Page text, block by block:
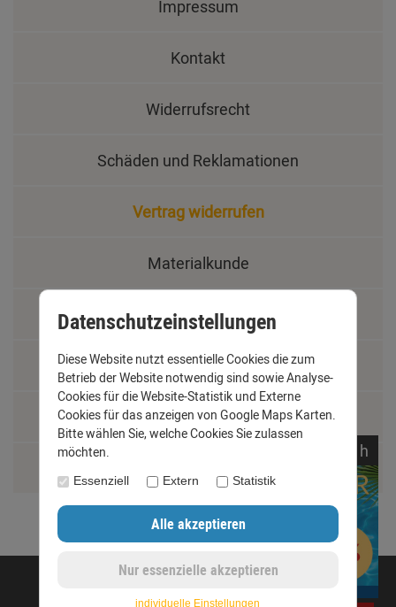
Impressum
Kontakt
Widerrufsrecht
Schäden und Reklamationen
Vertrag widerrufen
Materialkunde
Fachbegriffe
Jobs
Montage und Installationshilfen
©opyright 2020 - www.dachrinnen-shop.de
h
Datenschutzeinstellungen
Diese Website nutzt essentielle Cookies die zum
Betrieb der Website notwendig sind sowie Analyse-
Cookies für die Website-Statistik und Externe
Cookies für das anzeigen von Google Maps Karten.
Bitte wählen Sie, welche Cookies Sie zulassen
möchten.
Essenziell Extern Statistik
individuelle Einstellungen